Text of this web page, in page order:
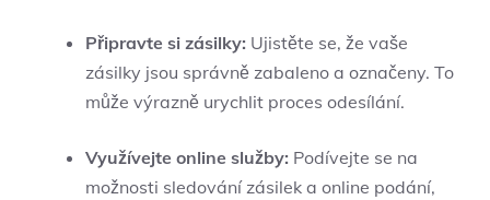
Připravte si zásilky: Ujistěte se, že vaše
zásilky jsou správně zabaleno a označeny. To
může výrazně urychlit proces odesílání.
Využívejte online služby: Podívejte se na
možnosti sledování zásilek a online podání,